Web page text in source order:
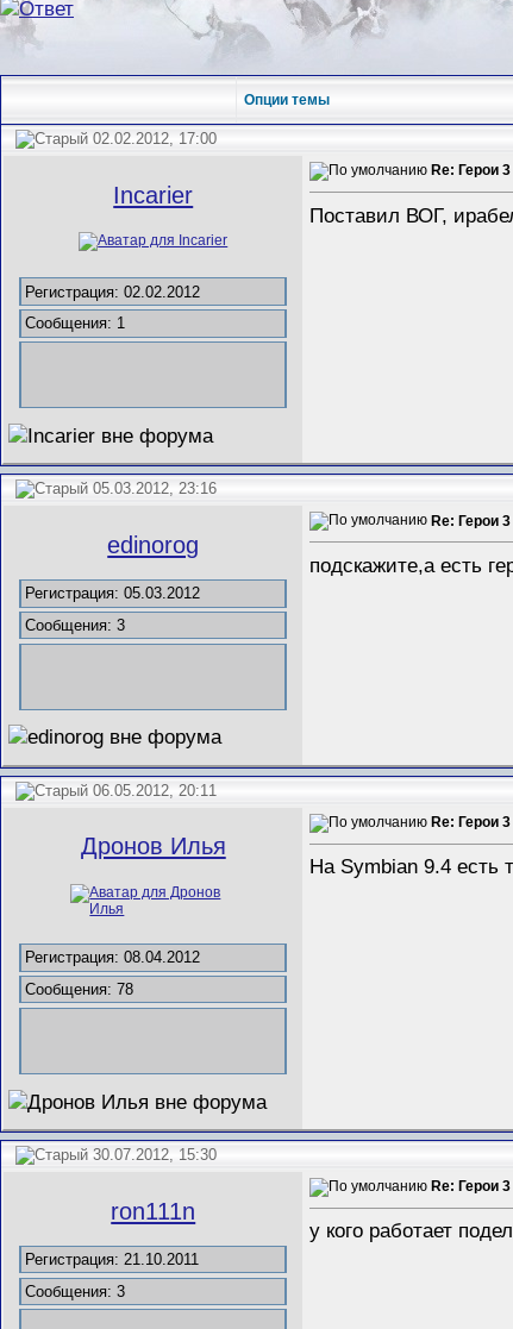
Опции темы
02.02.2012, 17:00
Incarier
Регистрация: 02.02.2012
Сообщения: 1
Re: Герои
Поставил ВОГ,
05.03.2012, 23:16
edinorog
Регистрация: 05.03.2012
Сообщения: 3
Re: Герои
подскажите,а есть
06.05.2012, 20:11
Дронов Илья
Регистрация: 08.04.2012
Сообщения: 78
Re: Герои
На Symbian 9.4 есть
30.07.2012, 15:30
ron111n
Регистрация: 21.10.2011
Сообщения: 3
Re: Герои
у кого работает